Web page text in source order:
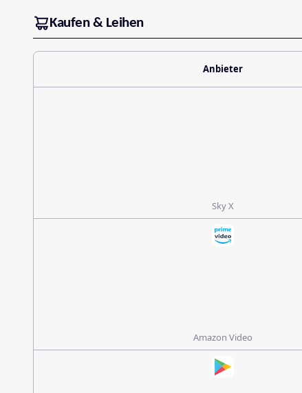
Kaufen & Leihen
Anbieter
Sky X
Amazon Video